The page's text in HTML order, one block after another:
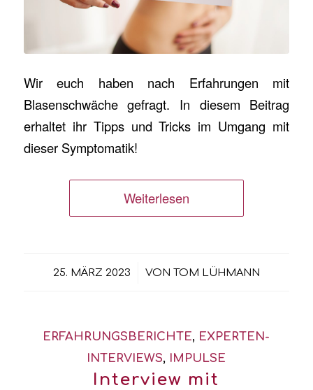
Wir euch haben nach Erfahrungen mit
Blasenschwäche gefragt. In diesem Beitrag
erhaltet ihr Tipps und Tricks im Umgang mit
dieser Symptomatik!
Weiterlesen
25. MÄRZ 2023
/ VON TOM LÜHMANN
ERFAHRUNGSBERICHTE, EXPERTEN-
INTERVIEWS, IMPULSE
Interview mit